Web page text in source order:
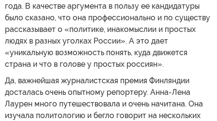
года. В качестве аргумента в пользу ее кандидатуры
было сказано, что она профессионально и по существу
рассказывает о «политике, инакомыслии и простых
людях в разных уголках России». А это дает
«уникальную возможность понять, куда движется
страна и что в голове у простых россиян».
Да, важнейшая журналистская премия Финляндии
досталась очень опытному репортеру. Анна-Лена
Лаурен много путешествовала и очень начитана. Она
изучала политологию и бегло говорит на нескольких